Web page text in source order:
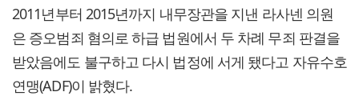
2011년부터 2015년까지 내무장관을 지낸 라사넨 의원
은 증오범죄 혐의로 하급 법원에서 두 차례 무죄 판결을
받았음에도 불구하고 다시 법정에 서게 됐다고 자유수호
연맹(ADF)이 밝혔다.